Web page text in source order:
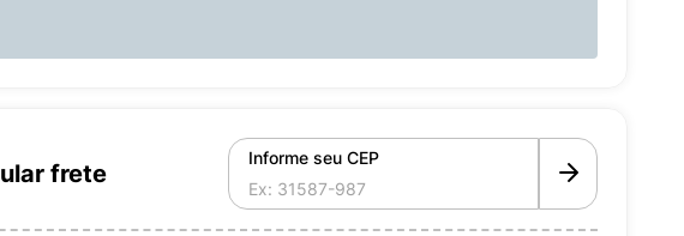
frete
Informe seu CEP